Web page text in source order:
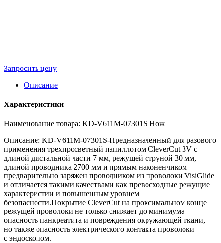
Запросить цену
Описание
Характеристики
Наименование товара: KD-V611M-07301S Нож
Описание: KD-V611M-07301S-Предназначенный для разового
применения трехпросветный папиллотом CleverCut 3V с
длиной дистальной части 7 мм, режущей струной 30 мм,
длиной проводника 2700 мм и прямым наконенчиком
предварительно заряжен проводником из проволоки VisiGlide
и отличается такими качествами как превосходные режущие
характеристии и повышенным уровнем
безопасности.Покрытие CleverCut на проксимальном конце
режущей проволоки не только снижает до минимума
опасность панкреатита и повреждения окружающей ткани,
но также опасность электрического контакта проволоки
с эндоскопом.